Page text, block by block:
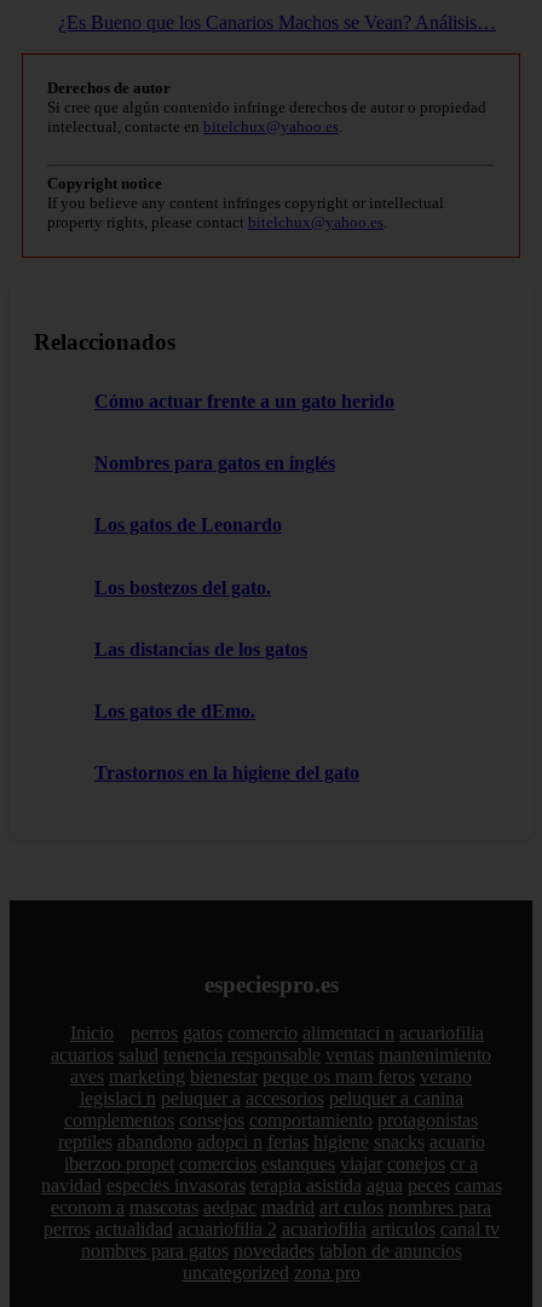
¿Es Bueno que los Canarios Machos se Vean? Análisis…
Derechos de autor
Si cree que algún contenido infringe derechos de autor o propiedad
intelectual, contacte en bitelchux@yahoo.es.
Copyright notice
If you believe any content infringes copyright or intellectual
property rights, please contact bitelchux@yahoo.es.
Relaccionados
Cómo actuar frente a un gato herido
Nombres para gatos en inglés
Los gatos de Leonardo
Los bostezos del gato.
Las distancias de los gatos
Los gatos de dEmo.
Trastornos en la higiene del gato
especiespro.es
Inicio perros gatos comercio alimentaci n acuariofilia
acuarios salud tenencia responsable ventas mantenimiento
aves marketing bienestar peque os mam feros verano
legislaci n peluquer a accesorios peluquer a canina
complementos consejos comportamiento protagonistas
reptiles abandono adopci n ferias higiene snacks acuario
iberzoo propet comercios estanques viajar conejos cr a
navidad especies invasoras terapia asistida agua peces camas
econom a mascotas aedpac madrid art culos nombres para
perros actualidad acuariofilia 2 acuariofilia articulos canal tv
nombres para gatos novedades tablon de anuncios
uncategorized zona pro